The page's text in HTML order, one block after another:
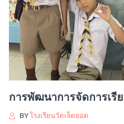
การพัฒนาการจัดการเรี
BYโรงเรียนวัดเจ็ดยอด